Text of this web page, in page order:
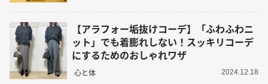
【アラフォー垢抜けコーデ】「ふわふわニ
ット」でも着膨れしない！スッキリコーデ
にするためのおしゃれワザ
心と体 2024.12.18